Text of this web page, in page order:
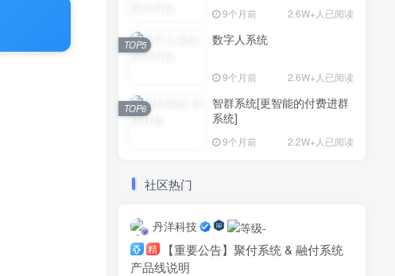
9个月前 2.6W+人已阅读
数字人系统
9个月前 2.6W+人已阅读
TOP5
智群系统[更智能的付费进群
系统]
9个月前 2.2W+人已阅读
TOP6
社区热门
丹洋科技
精
【重要公告】聚付系统 & 融付系统
产品线说明